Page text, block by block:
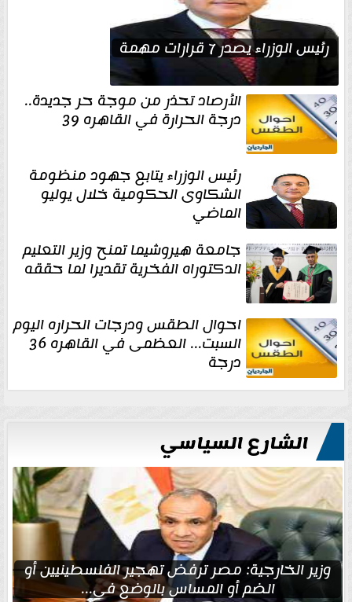
رئيس الوزراء يصدر 7 قرارات مهمة
الأرصاد تحذر من موجة حر جديدة..
درجة الحرارة في القاهره 39
رئيس الوزراء يتابع جهود منظومة
الشكاوى الحكومية خلال يوليو
الماضي
جامعة هيروشيما تمنح وزير التعليم
الدكتوراه الفخرية تقديرا لما حققه
احوال الطقس ودرجات الحراره اليوم
السبت... العظمى في القاهره 36
درجة
الشارع السياسي
وزير الخارجية: مصر ترفض تهجير الفلسطينيين أو
الضم أو المساس بالوضع في...